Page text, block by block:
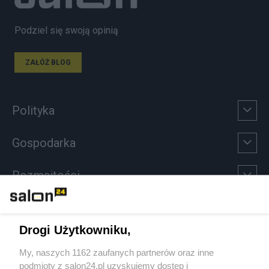
Podziel się swoją opinią
ZAŁÓŻ BLOG
Polityka
Gospodarka
Rozmaitości
Sport
Drogi Użytkowniku,
My, naszych 1162 zaufanych partnerów oraz inne
podmioty z salon24.pl uzyskujemy dostęp i